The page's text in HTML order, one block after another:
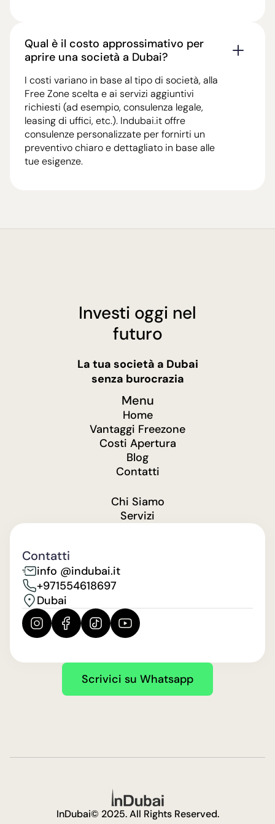
Qual è il costo approssimativo per
aprire una società a Dubai?
I costi variano in base al tipo di società, alla
Free Zone scelta e ai servizi aggiuntivi
richiesti (ad esempio, consulenza legale,
leasing di uffici, etc.). Indubai.it offre
consulenze personalizzate per fornirti un
preventivo chiaro e dettagliato in base alle
tue esigenze.
Investi oggi nel
futuro
La tua società a Dubai
senza burocrazia
Menu
Home
Vantaggi Freezone
Costi Apertura
Blog
Contatti
Chi Siamo
Servizi
Contatti
info @indubai.it
+971554618697
Dubai
Scrivici su Whatsapp
InDubai© 2025. All Rights Reserved.